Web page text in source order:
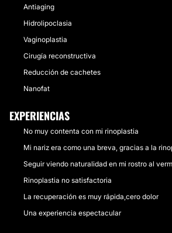
Antiaging
Hidrolipoclasia
Vaginoplastia
Cirugía reconstructiva
Reducción de cachetes
Nanofat
EXPERIENCIAS
No muy contenta con mi rinoplastia
Mi nariz era como una breva, gracias a la
Seguir viendo naturalidad en mi rostro al
Rinoplastia no satisfactoria
La recuperación es muy rápida,cero dolor
Una experiencia espectacular